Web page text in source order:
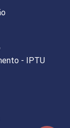
- IPTU